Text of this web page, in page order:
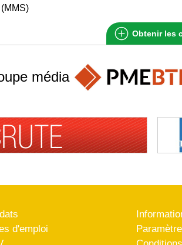
Obtenir les
média
d'emploi